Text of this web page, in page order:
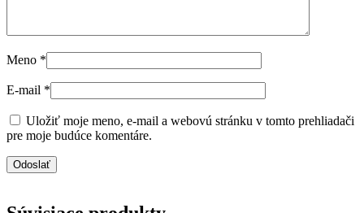
Meno *
E-mail *
Uložiť moje meno, e-mail a webovú stránku v tomto prehliadači
pre moje budúce komentáre.